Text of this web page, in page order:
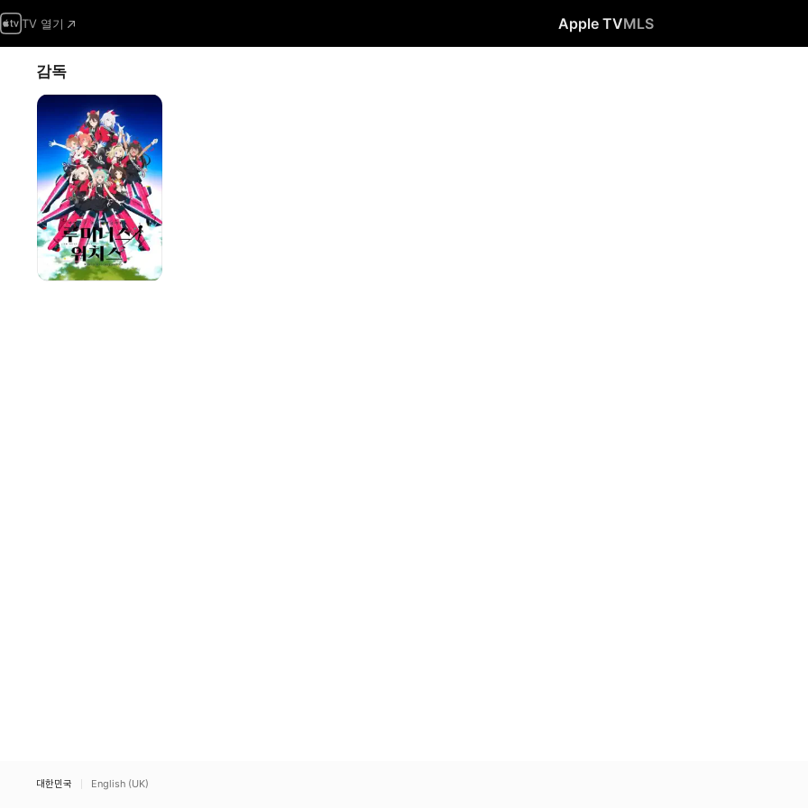
TV 열기 Apple TVMLS
감독
연맹공군
항공마법음악대
루미너스
위치스
대한민국 English (UK)